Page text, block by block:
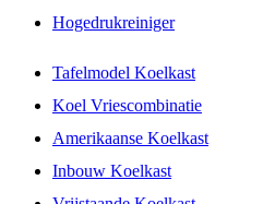
Hogedrukreiniger
Tafelmodel Koelkast
Koel Vriescombinatie
Amerikaanse Koelkast
Inbouw Koelkast